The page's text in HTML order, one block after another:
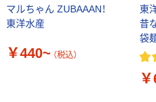
マルちゃん ZUBAAAN！
東洋水産
￥440~ （税込）
東
昔
袋